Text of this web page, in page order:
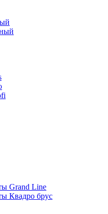
Grand Line
Квадро брус